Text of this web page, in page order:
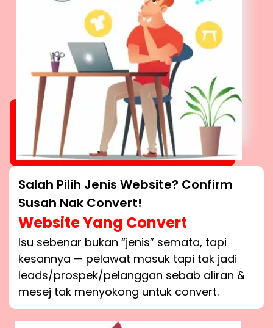
Salah Pilih Jenis Website? Confirm
Susah Nak Convert!
Website Yang Convert
Isu sebenar bukan “jenis” semata, tapi
kesannya — pelawat masuk tapi tak jadi
leads/prospek/pelanggan sebab aliran &
mesej tak menyokong untuk convert.